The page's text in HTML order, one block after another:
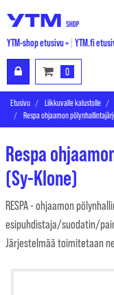
YTM-shop etusivu » YTM.fi
0
Etusivu Liikkuvalle kalustolle
Respa ohjaamon
Respa
(Sy-Klone)
RESPA - ohjaamon
esipuhdistaja/suodatin/
Järjestelmää toimitetaan